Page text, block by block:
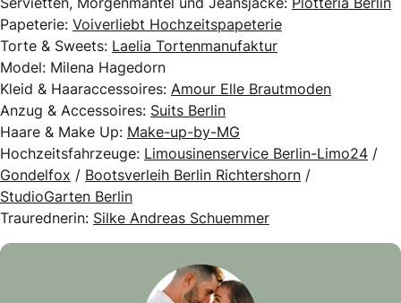
Papeterie: Voiverliebt Hochzeitspapeterie
Torte & Sweets: Laelia Tortenmanufaktur
Model: Milena Hagedorn
Kleid & Haaraccessoires: Amour Elle Brautmoden
Anzug & Accessoires: Suits Berlin
Haare & Make Up: Make-up-by-MG
Hochzeitsfahrzeuge: Limousinenservice Berlin-Limo24 /
Gondelfox / Bootsverleih Berlin Richtershorn /
StudioGarten Berlin
Traurednerin: Silke Andreas Schuemmer